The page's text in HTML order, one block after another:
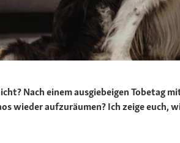
Nach einem ausgiebeigen Tobetag
wieder aufzuräumen? Ich zeige euch,